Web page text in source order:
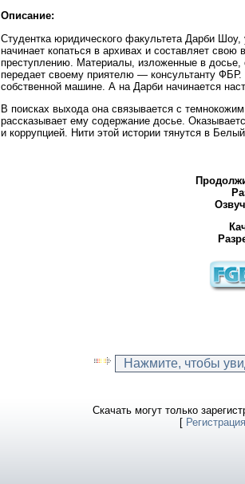
Описание:
Студентка юридического факультета Дарби
начинает копаться в архивах и составляет
преступлению. Материалы, изложенные в досье,
передает своему приятелю — консультанту
собственной машине. А на Дарби начинается
В поисках выхода она связывается с
рассказывает ему содержание досье.
и коррупцией. Нити этой истории тянутся в
Скачать могут только
[ Регистрация